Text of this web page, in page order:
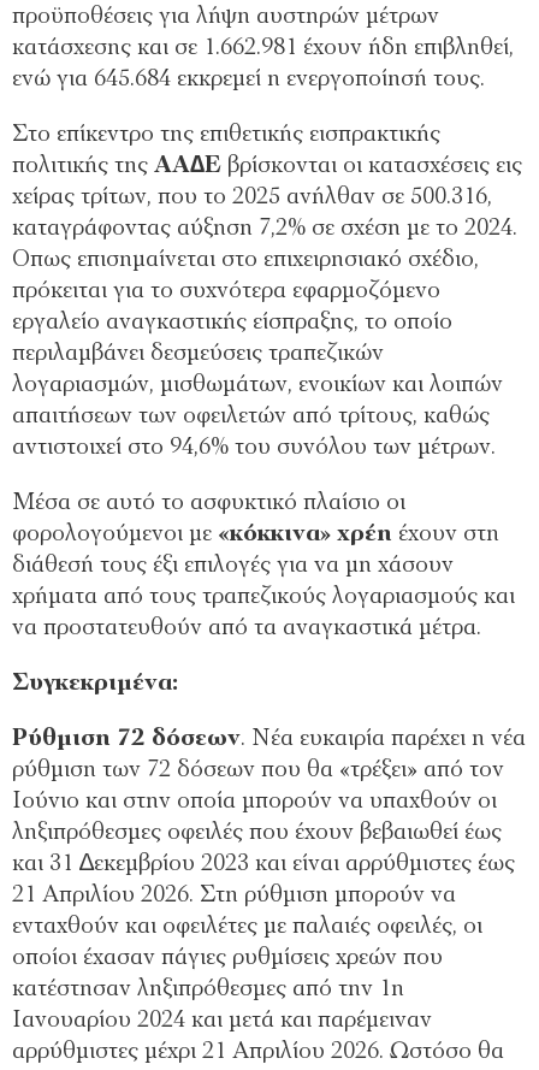
προϋποθέσεις για λήψη αυστηρών µέτρων
κατάσχεσης και σε 1.662.981 έχουν ήδη επιβληθεί,
ενώ για 645.684 εκκρεµεί η ενεργοποίησή τους.
Στο επίκεντρο της επιθετικής εισπρακτικής
πολιτικής της ΑΑ∆Ε βρίσκονται οι κατασχέσεις εις
χείρας τρίτων, που το 2025 ανήλθαν σε 500.316,
καταγράφοντας αύξηση 7,2% σε σχέση µε το 2024.
Οπως επισηµαίνεται στο επιχειρησιακό σχέδιο,
πρόκειται για το συχνότερα εφαρµοζόµενο
εργαλείο αναγκαστικής είσπραξης, το οποίο
περιλαµβάνει δεσµεύσεις τραπεζικών
λογαριασµών, µισθωµάτων, ενοικίων και λοιπών
απαιτήσεων των οφειλετών από τρίτους, καθώς
αντιστοιχεί στο 94,6% του συνόλου των µέτρων.
Μέσα σε αυτό το ασφυκτικό πλαίσιο οι
φορολογούµενοι µε «κόκκινα» χρέη έχουν στη
διάθεσή τους έξι επιλογές για να µη χάσουν
χρήµατα από τους τραπεζικούς λογαριασµούς και
να προστατευθούν από τα αναγκαστικά µέτρα.
Συγκεκριµένα:
Ρύθµιση 72 δόσεων. Νέα ευκαιρία παρέχει η νέα
ρύθµιση των 72 δόσεων που θα «τρέξει» από τον
Ιούνιο και στην οποία µπορούν να υπαχθούν οι
ληξιπρόθεσµες οφειλές που έχουν βεβαιωθεί έως
και 31 ∆εκεµβρίου 2023 και είναι αρρύθµιστες έως
21 Απριλίου 2026. Στη ρύθµιση µπορούν να
ενταχθούν και οφειλέτες µε παλαιές οφειλές, οι
οποίοι έχασαν πάγιες ρυθµίσεις χρεών που
κατέστησαν ληξιπρόθεσµες από την 1η
Ιανουαρίου 2024 και µετά και παρέµειναν
αρρύθµιστες µέχρι 21 Απριλίου 2026. Ωστόσο θα